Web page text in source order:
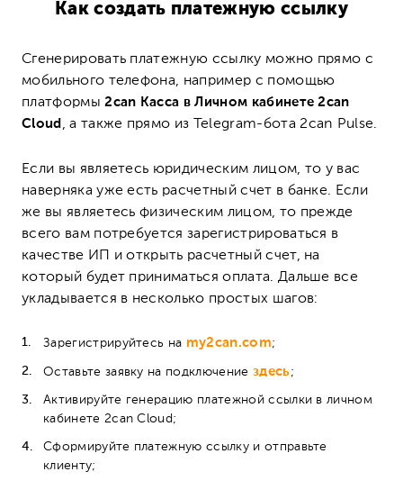
Как создать платежную ссылку
Сгенерировать платежную ссылку можно прямо с
мобильного телефона, например с помощью
платформы 2can Касса в Личном кабинете 2can
Cloud , а также прямо из Telegram-бота 2can Pulse.
Если вы являетесь юридическим лицом, то у вас
наверняка уже есть расчетный счет в банке. Если
же вы являетесь физическим лицом, то прежде
всего вам потребуется зарегистрироваться в
качестве ИП и открыть расчетный счет, на
который будет приниматься оплата. Дальше все
укладывается в несколько простых шагов:
Зарегистрируйтесь на my2can.com;
Оставьте заявку на подключение здесь;
Активируйте генерацию платежной ссылки в личном
кабинете 2can Cloud;
Сформируйте платежную ссылку и отправьте
клиенту;